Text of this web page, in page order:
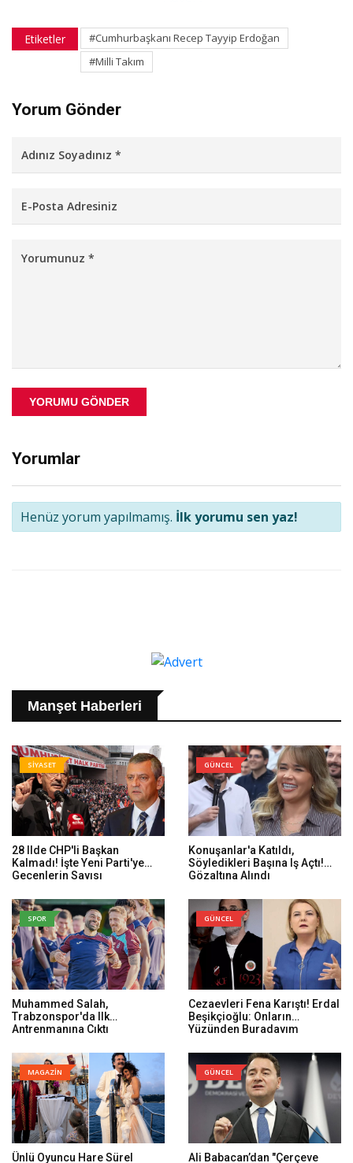
Etiketler
#Cumhurbaşkanı Recep Tayyip Erdoğan
#Milli Takım
Yorum Gönder
YORUMU GÖNDER
Yorumlar
Henüz yorum yapılmamış. İlk yorumu sen yaz!
Manşet Haberleri
SİYASET
28 Ilde CHP'li Başkan
Kalmadı! İşte Yeni Parti'ye
Geçenlerin Sayısı
GÜNCEL
Konuşanlar'a Katıldı,
Söyledikleri Başına Iş Açtı!
Gözaltına Alındı
SPOR
Muhammed Salah,
Trabzonspor'da Ilk
Antrenmanına Çıktı
GÜNCEL
Cezaevleri Fena Karıştı! Erdal
Beşikçioğlu: Onların
Yüzünden Buradayım
MAGAZİN
Ünlü Oyuncu Hare Sürel
GÜNCEL
Ali Babacan’dan "Çerçeve